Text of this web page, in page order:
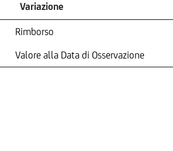
Variazione
Rimborso
Valore alla Data di Osservazione